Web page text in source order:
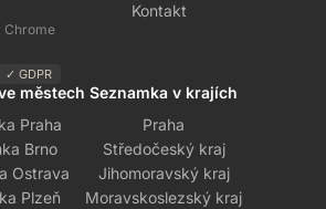
Chrome
✓ GDPR
Kontakt
městech
Praha
Brno
Ostrava
Plzeň
Seznamka v krajích
Praha
Středočeský kraj
Jihomoravský kraj
Moravskoslezský kraj